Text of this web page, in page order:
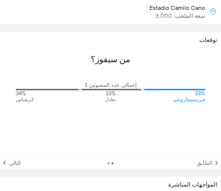
Estadio Camilo Cano
سعة الملعب: 3,000
توقعات
من سيفوز؟
إجمالي عدد المصوتين 3
33%
فيرينتسفاروشي
33%
تعادل
34%
كريفباس
السّابق التالي
المواجهات المباشرة